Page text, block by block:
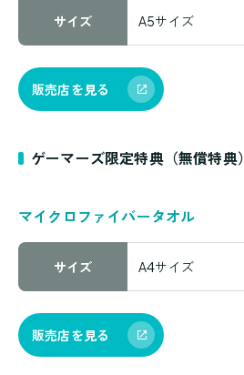
サイズ A5サイズ
販売店を見る
ゲーマーズ限定特典（無償特典）
マイクロファイバータオル
サイズ A4サイズ
販売店を見る